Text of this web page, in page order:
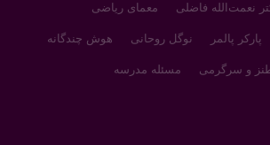
نعمت‌الله فاضلی معمای ریاضی
پارکر پالمر نوگل روحانی هوش چندگانه
و سرگرمی مسئله مدرسه